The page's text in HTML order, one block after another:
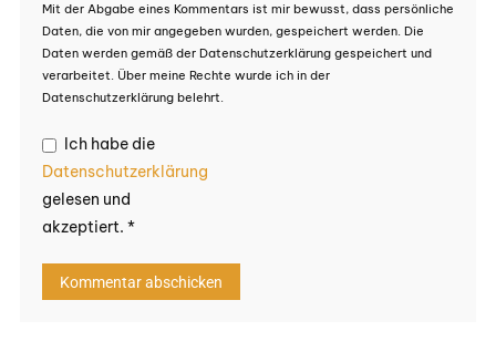
Mit der Abgabe eines Kommentars ist mir bewusst, dass persönliche
Daten, die von mir angegeben wurden, gespeichert werden. Die
Daten werden gemäß der Datenschutzerklärung gespeichert und
verarbeitet. Über meine Rechte wurde ich in der
Datenschutzerklärung belehrt.
Ich habe die
Datenschutzerklärung
gelesen und
akzeptiert. *